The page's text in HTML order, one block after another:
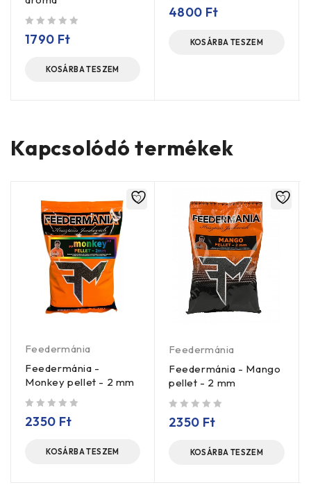
1790 Ft
KOSÁRBA TESZEM
4800 Ft
KOSÁRBA TESZEM
Kapcsolódó termékek
Feedermánia
Feedermánia -
Monkey pellet - 2 mm
2350 Ft
KOSÁRBA TESZEM
Feedermánia
Feedermánia - Mango
pellet - 2 mm
2350 Ft
KOSÁRBA TESZEM